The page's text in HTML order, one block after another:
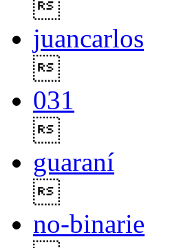
juancarlos
031
guaraní
no-binarie